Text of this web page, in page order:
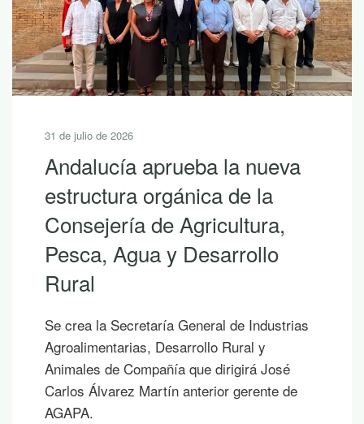
31 de julio de 2026
Andalucía aprueba la nueva
estructura orgánica de la
Consejería de Agricultura,
Pesca, Agua y Desarrollo
Rural
Se crea la Secretaría General de Industrias
Agroalimentarias, Desarrollo Rural y
Animales de Compañía que dirigirá José
Carlos Álvarez Martín anterior gerente de
AGAPA.